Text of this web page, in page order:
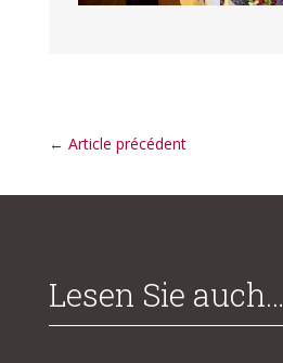
← Article précédent
Lesen Sie auch…